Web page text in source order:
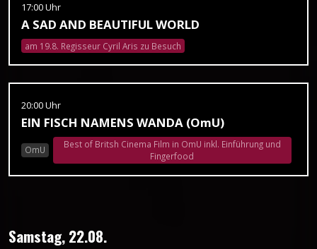
17:00 Uhr
A SAD AND BEAUTIFUL WORLD
am 19.8. Regisseur Cyril Aris zu Besuch
20:00 Uhr
EIN FISCH NAMENS WANDA (OmU)
OmU
Best of Britsh Cinema Film in OmU inkl. Einführung und
Fingerfood
Samstag, 22.08.